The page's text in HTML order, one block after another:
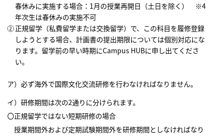
春休みに実施する場合：1月の授業再開日（土日を除く） ※4
年次生は春休みの実施不可
正規留学（私費留学または交換留学）で、この科目を履修登録
しようとする場合、計画書の提出期限については個別対応にな
ります。留学前の早い時期にCampus HUBに申し出てくださ
い。
ア）必ず海外で国際文化交流研修を行わなければなりません。
イ）研修期間は次の2通りに分けられます。
〇正規留学ではない短期研修の場合
授業期間外および定期試験期間外を研修期間としなければなり